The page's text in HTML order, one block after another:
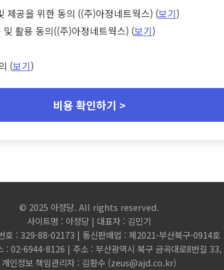
제공을 위한 동의 ((주)아정네트웍스) (보기)
활용 동의((주)아정네트웍스) (보기)
(보기)
비용 확인하기 >
© 2025 아정당. All rights reserved.
사이트명 : 아정당 | 대표자 : 김민기
호 : 329-88-02173 | 통신판매업 : 제2021-부산북구-0914호
: 02-6944-8126 | 주소 : 부산광역시 북구 금곡대로8번길 33,
개인정보 책임관리자 : 김환수 (zeus@ajd.co.kr)